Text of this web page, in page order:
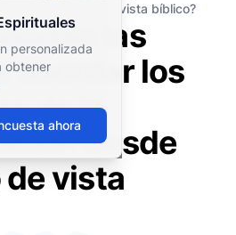
personalizada
obtener
ahora
desde un punto de vista bíblico?
las
abordar los
de la
desde
vista